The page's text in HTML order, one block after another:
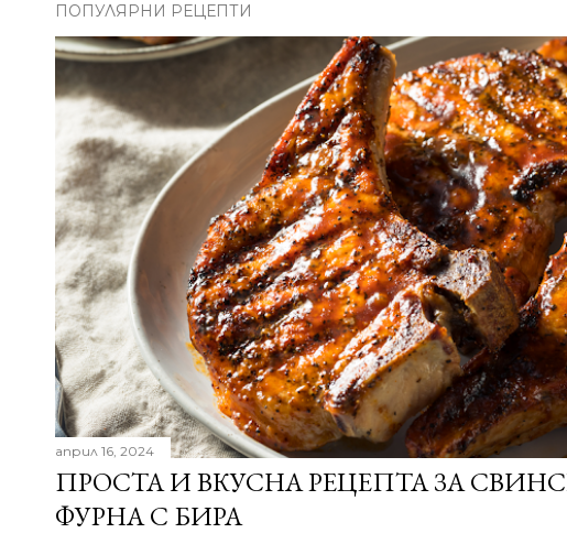
ПОПУЛЯРНИ РЕЦЕПТИ
април 16, 2024
ПРОСТА И ВКУСНА РЕЦЕПТА ЗА
ФУРНА С БИРА